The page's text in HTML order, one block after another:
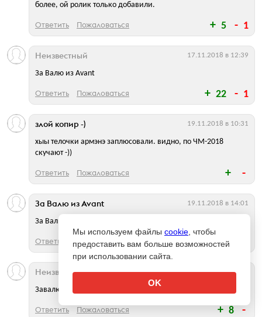
5 1
более, ой ролик только добавили.
Ответить Пожаловаться
22 1
За Валю из Avant
Неизвестный 17.11.2018 в 12:39
Ответить Пожаловаться
хыы телочки армэнэ заплюсовали. видно, по ЧМ-2018
скучают -))
злой копир -) 19.11.2018 в 10:31
Ответить Пожаловаться
8
За Валю из Avant
За Валю из Avant 19.11.2018 в 14:01
Ответить Пожаловаться
8
Завалю за Авант!
Неизвестный 19.11.2018 в 15:13
Ответить Пожаловаться
Мы используем файлы cookie , чтобы
предоставить вам больше возможностей
при использовании сайта.
OK